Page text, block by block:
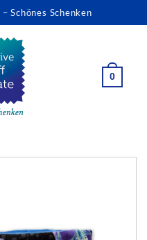
– Schönes Schenken
0